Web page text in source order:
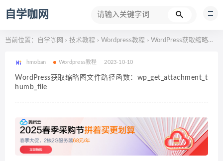
自学咖网
当前位置： 自学咖网 > 技术教程 > Wordpress教程 > WordPress获取缩略图文件路径函数：wp_get_attachment_thumb_file
hmoban Wordpress教程 2023-10-10
WordPress获取缩略图文件路径函数：wp_get_attachment_t
humb_file